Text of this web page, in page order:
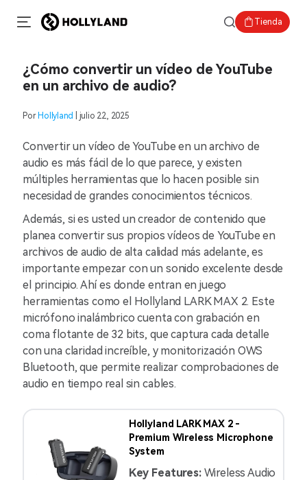
Tienda
¿Cómo convertir un vídeo de YouTube
en un archivo de audio?
Por Hollyland | julio 22, 2025
Convertir un vídeo de YouTube en un archivo de
audio es más fácil de lo que parece, y existen
múltiples herramientas que lo hacen posible sin
necesidad de grandes conocimientos técnicos.
Además, si es usted un creador de contenido que
planea convertir sus propios vídeos de YouTube en
archivos de audio de alta calidad más adelante, es
importante empezar con un sonido excelente desde
el principio. Ahí es donde entran en juego
herramientas como el Hollyland LARK MAX 2. Este
micrófono inalámbrico cuenta con grabación en
coma flotante de 32 bits, que captura cada detalle
con una claridad increíble, y monitorización OWS
Bluetooth, que permite realizar comprobaciones de
audio en tiempo real sin cables.
Hollyland LARK MAX 2 -
Premium Wireless Microphone
System
Key Features: Wireless Audio